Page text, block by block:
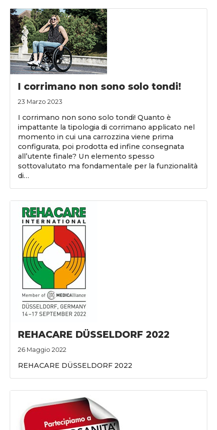
I corrimano non sono solo tondi!
23 Marzo 2023
I corrimano non sono solo tondi! Quanto è
impattante la tipologia di corrimano applicato nel
momento in cui una carrozzina viene prima
configurata, poi prodotta ed infine consegnata
all’utente finale? Un elemento spesso
sottovalutato ma fondamentale per la funzionalità
di…
REHACARE DÜSSELDORF 2022
26 Maggio 2022
REHACARE DÜSSELDORF 2022